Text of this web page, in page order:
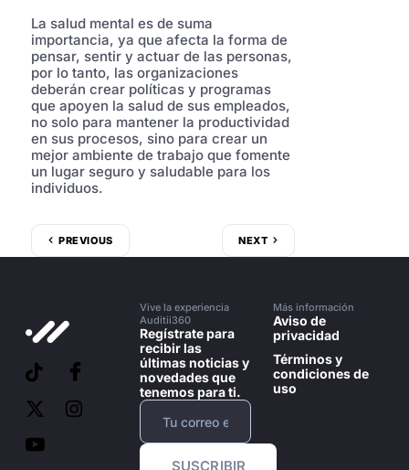
La salud mental es de suma
importancia, ya que afecta la forma de
pensar, sentir y actuar de las personas,
por lo tanto, las organizaciones
deberán crear políticas y programas
que apoyen la salud de sus empleados,
no solo para mantener la productividad
en sus procesos, sino para crear un
mejor ambiente de trabajo que fomente
un lugar seguro y saludable para los
individuos.
PREVIOUS NEXT
Vive la experiencia
Auditii360
Regístrate para
recibir las
últimas noticias y
novedades que
tenemos para ti.
Más información
Aviso de
privacidad
Términos y
condiciones de
uso